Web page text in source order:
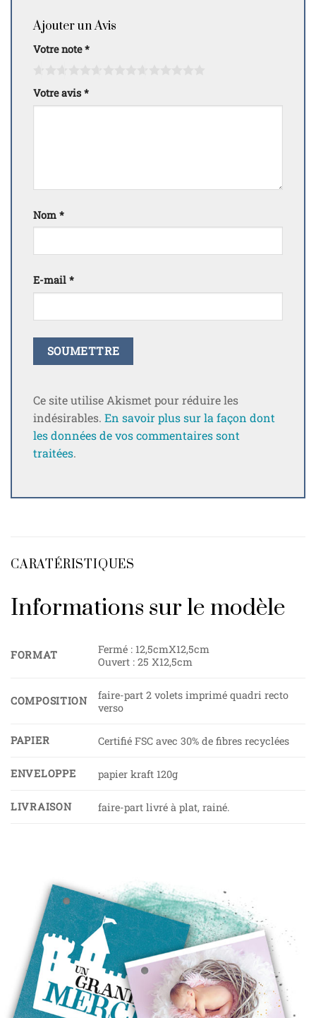
Ajouter un Avis
Votre note*
Votre avis *
Nom *
E-mail *
Ce site utilise Akismet pour réduire les
indésirables. En savoir plus sur la façon dont
les données de vos commentaires sont
traitées.
CARATÉRISTIQUES
Informations sur le modèle
FORMAT
Fermé : 12,5cmX12,5cm
Ouvert : 25 X12,5cm
COMPOSITION
faire-part 2 volets imprimé quadri recto
verso
PAPIER Certifié FSC avec 30% de fibres recyclées
ENVELOPPE papier kraft 120g
LIVRAISON faire-part livré à plat, rainé.